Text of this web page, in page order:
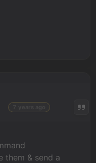
them & send a